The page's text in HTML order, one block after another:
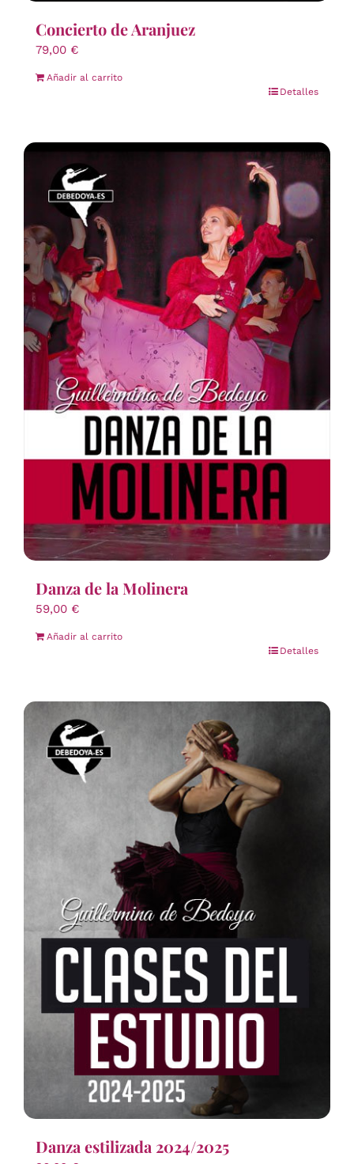
Concierto de Aranjuez
79,00 €
Añadir al carrito
Detalles
Danza de la Molinera
59,00 €
Añadir al carrito
Detalles
Danza estilizada 2024/2025